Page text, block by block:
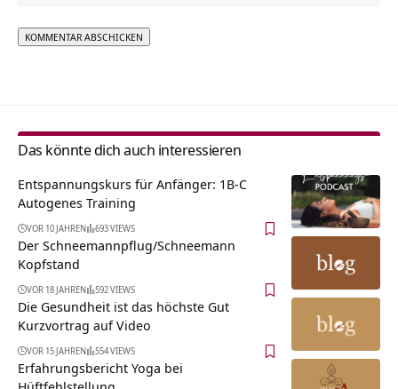
Das könnte dich auch interessieren
Entspannungskurs für Anfänger: 1B-C
Autogenes Training
VOR 10 JAHREN 693 VIEWS
Der Schneemannpflug/Schneemann
Kopfstand
VOR 18 JAHREN 592 VIEWS
Die Gesundheit ist das höchste Gut
Kurzvortrag auf Video
VOR 15 JAHREN 554 VIEWS
Erfahrungsbericht Yoga bei